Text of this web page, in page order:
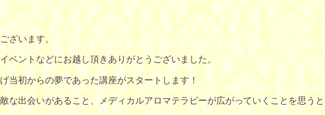
ざいます。
ベントなどにお越し頂きありがとうございました。
当初からの夢であった講座がスタートします！
な出会いがあること、メディカルアロマテラピーが広がっていくことを思うと